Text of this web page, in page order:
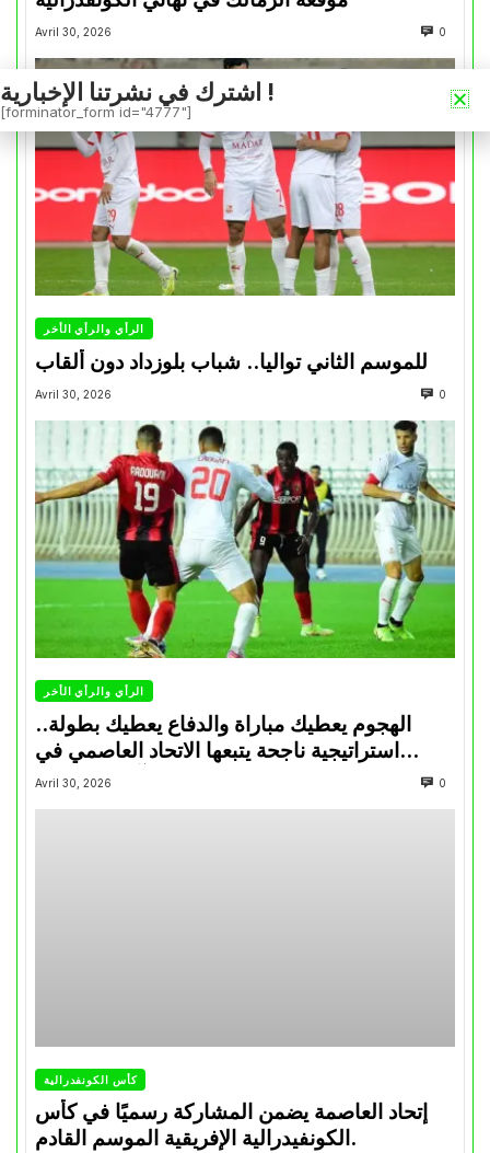
Avril 30, 2026 0
الرأي والرأي الأخر
للموسم الثاني تواليا.. شباب بلوزداد دون ألقاب
Avril 30, 2026 0
الرأي والرأي الأخر
الهجوم يعطيك مباراة والدفاع يعطيك بطولة..
استراتيجية ناجحة يتبعها الاتحاد العاصمي في
تتويجاته آخر السنوات
Avril 30, 2026 0
كأس الكونفدرالية
إتحاد العاصمة يضمن المشاركة رسميًا في كأس
الكونفيدرالية الإفريقية الموسم القادم.
اشترك في نشرتنا الإخبارية !
[forminator_form id="4777"]